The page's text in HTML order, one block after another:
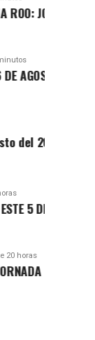
JORNADA
CON
2026
AGOSTO
20 horas
CON LIGERO